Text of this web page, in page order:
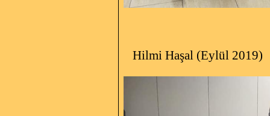
Hilmi Haşal (Eylül 2019)